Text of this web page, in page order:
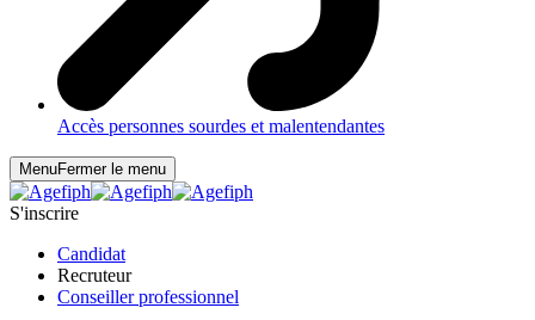
Accès personnes sourdes et malentendantes
MenuFermer le menu
S'inscrire
Candidat
Recruteur
Conseiller professionnel